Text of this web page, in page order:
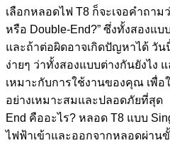
เลือกหลอดไฟ T8 ก็จะเจอคำถาม
หรือ Double-End?” ซึ่งทั้งสองแ
และถ้าต่อผิดอาจเกิดปัญหาได้ วัน
ง่ายๆ ว่าทั้งสองแบบต่างกันยังไง
เหมาะกับการใช้งานของคุณ เพื่
อย่างเหมาะสมและปลอดภัยที่สุด
End คืออะไร? หลอด T8 แบบ
ไฟฟ้าเข้าและออกจากหลอดผ่าน